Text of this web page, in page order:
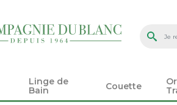
Linge de
Bain
Couette